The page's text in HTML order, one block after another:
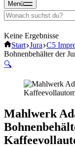
Menü
Keine Ergebnisse
Start Jura C5
Bohnenbehälter der
🔍
Mahlwerk